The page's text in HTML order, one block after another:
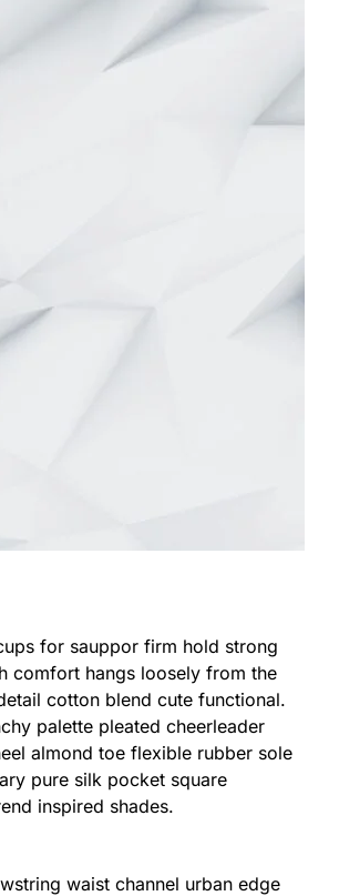
for sauppor firm hold strong
comfort hangs loosely from the
cotton blend cute functional.
palette pleated cheerleader
almond toe flexible rubber sole
pure silk pocket square
inspired shades.
waist channel urban edge